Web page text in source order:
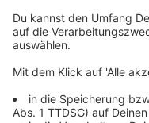
Buslinien rund um
Verzögerungen.